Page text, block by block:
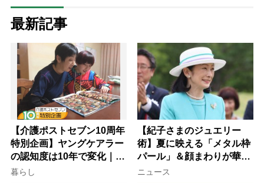
最新記事
【介護ポストセブン10周年
特別企画】ヤングケアラー
の認知度は10年で変化｜流
行語大賞にノミネート、法
暮らし
【紀子さまのジュエリー
術】夏に映える「メタル枠
パール」＆顔まわりが華や
ぐ「揺れる一粒」の使い分
ニュース